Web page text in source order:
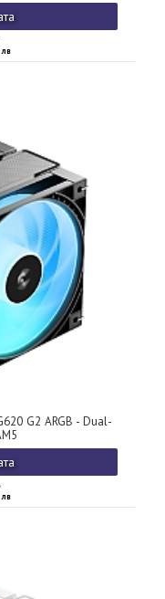
лв
G2 ARGB - Dual-
лв